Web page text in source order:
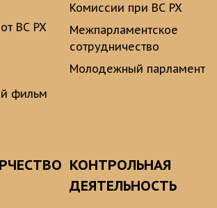
ВС РХ
фильм
Комиссии при ВС РХ
Межпарламентское
сотрудничество
Молодежный парламент
КОНТРОЛЬНАЯ
ДЕЯТЕЛЬНОСТЬ